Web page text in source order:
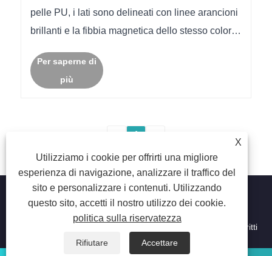
pelle PU, i lati sono delineati con linee arancioni
brillanti e la fibbia magnetica dello stesso colore
Per saperne di
più
1
X
Utilizziamo i cookie per offrirti una migliore
esperienza di navigazione, analizzare il traffico del
sito e personalizzare i contenuti. Utilizzando
questo sito, accetti il ​​nostro utilizzo dei cookie.
politica sulla riservatezza
Rifiutare
Accettare
Copyright © 2023 Suzhou Aiyide Stationery Co., Ltd. Tutti i diritti